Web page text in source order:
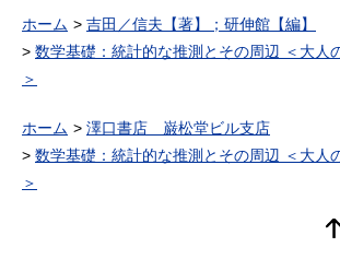
ホーム
吉田／信夫【著】；研伸館【編】
数学基礎：統計的な推測とその周辺 ＜大人
＞
ホーム
澤口書店 巌松堂ビル支店
数学基礎：統計的な推測とその周辺 ＜大人
＞